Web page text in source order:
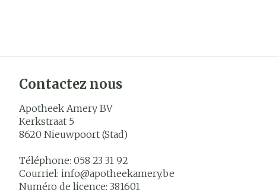
Contactez nous
Apotheek Amery BV
Kerkstraat 5
8620 Nieuwpoort (Stad)
Téléphone: 058 23 31 92
Courriel: info@apotheekamery.be
Numéro de licence: 381601